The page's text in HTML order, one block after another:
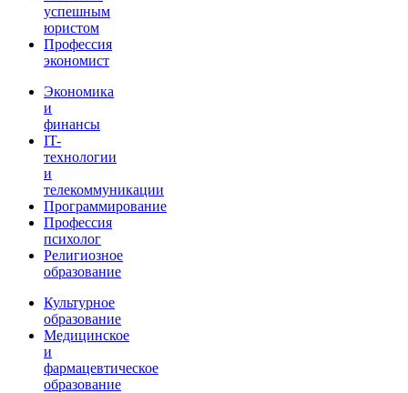
успешным
юристом
Профессия
экономист
Экономика
и
финансы
IT-
технологии
и
телекоммуникации
Программирование
Профессия
психолог
Религиозное
образование
Культурное
образование
Медицинское
и
фармацевтическое
образование